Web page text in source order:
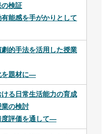
検証
能感を手がかりとして
的手法を活用した授業
題材に―
る日常生活能力の育成
の検討
評価を通して―